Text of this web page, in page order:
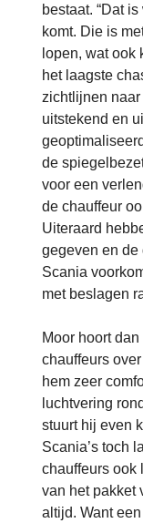
bestaat. “Dat
komt. Die is
lopen, wat ook
het laagste
zichtlijnen
uitstekend en
de
voor een
de chauffeur
Uiteraard
gegeven en de
Scania
met beslagen
Moor hoort
chauffeurs
hem zeer
luchtvering
stuurt hij even
Scania’s toch
chauffeurs ook
van het pakket
altijd. Want